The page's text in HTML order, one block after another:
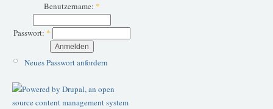
Benutzername: *
Passwort: *
Neues Passwort anfordern